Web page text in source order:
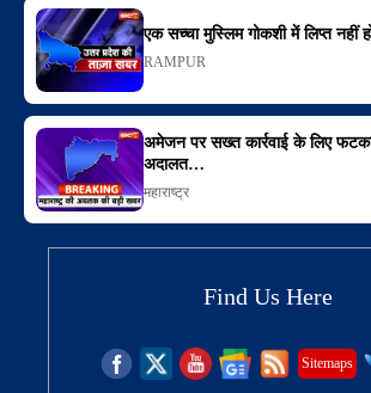
एक सच्चा मुस्लिम गोकशी में लिप्त
RAMPUR
अमेजन पर सख्त कार्रवाई के लिए
अदालत…
महाराष्ट्र
Find Us Here
Sitemaps